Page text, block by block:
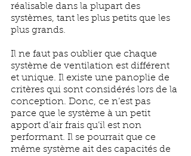
réalisable dans la plupart des
systèmes, tant les plus petits que les
plus grands.
Il ne faut pas oublier que chaque
système de ventilation est différent
et unique. Il existe une panoplie de
critères qui sont considérés lors de la
conception. Donc, ce n’est pas
parce que le système à un petit
apport d’air frais qu’il est non
performant. Il se pourrait que ce
même système ait des capacités de